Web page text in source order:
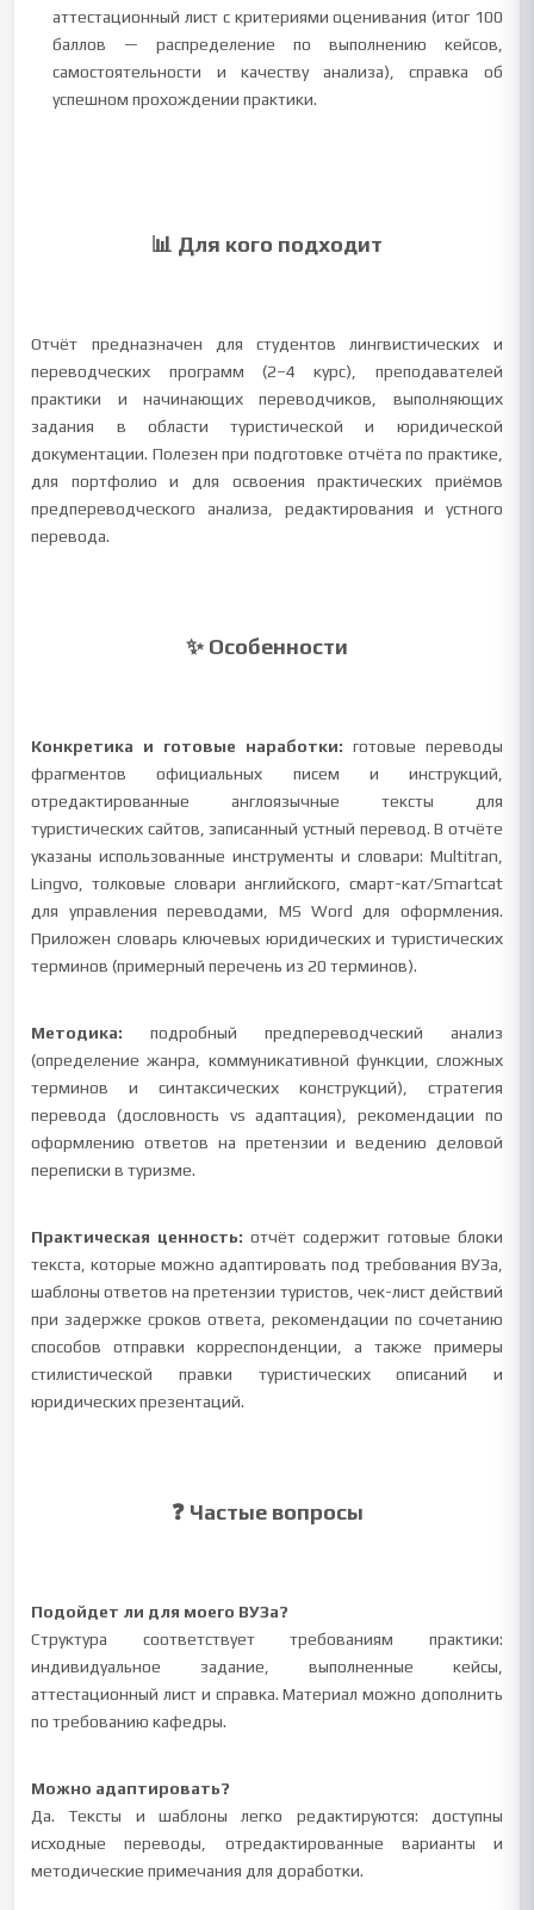
аттестационный лист с критериями оценивания (итог 100
баллов — распределение по выполнению кейсов,
самостоятельности и качеству анализа), справка об
успешном прохождении практики.
📊 Для кого подходит
Отчёт предназначен для студентов лингвистических и
переводческих программ (2–4 курс), преподавателей
практики и начинающих переводчиков, выполняющих
задания в области туристической и юридической
документации. Полезен при подготовке отчёта по практике,
для портфолио и для освоения практических приёмов
предпереводческого анализа, редактирования и устного
перевода.
✨ Особенности
Конкретика и готовые наработки: готовые переводы
фрагментов официальных писем и инструкций,
отредактированные англоязычные тексты для
туристических сайтов, записанный устный перевод. В отчёте
указаны использованные инструменты и словари: Multitran,
Lingvo, толковые словари английского, смарт-кат/Smartcat
для управления переводами, MS Word для оформления.
Приложен словарь ключевых юридических и туристических
терминов (примерный перечень из 20 терминов).
Методика: подробный предпереводческий анализ
(определение жанра, коммуникативной функции, сложных
терминов и синтаксических конструкций), стратегия
перевода (дословность vs адаптация), рекомендации по
оформлению ответов на претензии и ведению деловой
переписки в туризме.
Практическая ценность: отчёт содержит готовые блоки
текста, которые можно адаптировать под требования ВУЗа,
шаблоны ответов на претензии туристов, чек-лист действий
при задержке сроков ответа, рекомендации по сочетанию
способов отправки корреспонденции, а также примеры
стилистической правки туристических описаний и
юридических презентаций.
❓ Частые вопросы
Подойдет ли для моего ВУЗа?
Структура соответствует требованиям практики:
индивидуальное задание, выполненные кейсы,
аттестационный лист и справка. Материал можно дополнить
по требованию кафедры.
Можно адаптировать?
Да. Тексты и шаблоны легко редактируются: доступны
исходные переводы, отредактированные варианты и
методические примечания для доработки.